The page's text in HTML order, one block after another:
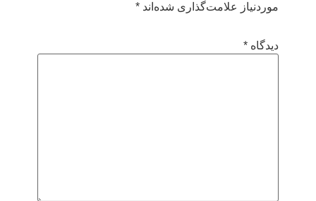
موردنیاز علامت‌گذاری شده‌اند *
دیدگاه *